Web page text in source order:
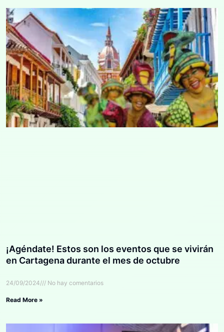
¡Agéndate! Estos son los eventos que se vivirán
en Cartagena durante el mes de octubre
24/09/2024 No hay comentarios
Read More »